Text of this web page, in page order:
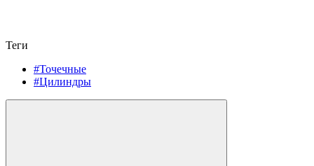
Теги
#Точечные
#Цилиндры